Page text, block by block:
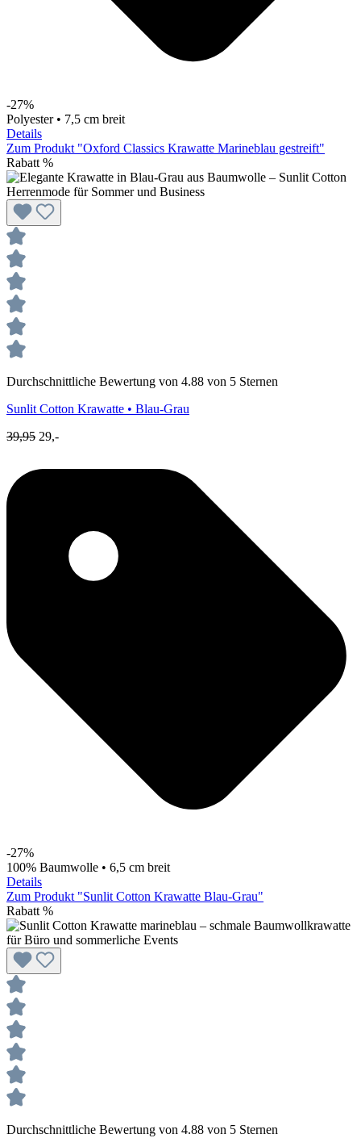
-27%
Polyester • 7,5 cm breit
Details
Zum Produkt "Oxford Classics Krawatte Marineblau gestreift"
Rabatt %
Durchschnittliche Bewertung von 4.88 von 5 Sternen
Sunlit Cotton Krawatte • Blau-Grau
39,95 29,-
-27%
100% Baumwolle • 6,5 cm breit
Details
Zum Produkt "Sunlit Cotton Krawatte Blau-Grau"
Rabatt %
Durchschnittliche Bewertung von 4.88 von 5 Sternen